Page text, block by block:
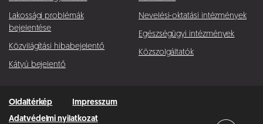
Lakossági problémák
bejelentése
Közvilágítási hibabejelentő
Kátyú bejelentő
Nevelési-oktatási intézmények
Egészségügyi intézmények
Közszolgáltatók
Oldaltérkép
Impresszum
Adatvédelmi nyilatkozat